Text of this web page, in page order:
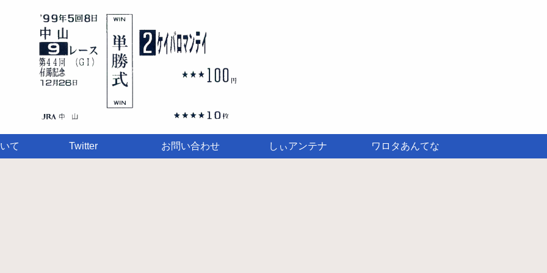
て Twitter お問い合わせ しぃアンテナ ワロタあんてな